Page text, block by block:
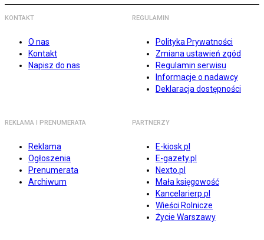
KONTAKT
O nas
Kontakt
Napisz do nas
REGULAMIN
Polityka Prywatności
Zmiana ustawień zgód
Regulamin serwisu
Informacje o nadawcy
Deklaracja dostępności
REKLAMA I PRENUMERATA
Reklama
Ogłoszenia
Prenumerata
Archiwum
PARTNERZY
E-kiosk.pl
E-gazety.pl
Nexto.pl
Mała księgowość
Kancelarierp.pl
Wieści Rolnicze
Życie Warszawy